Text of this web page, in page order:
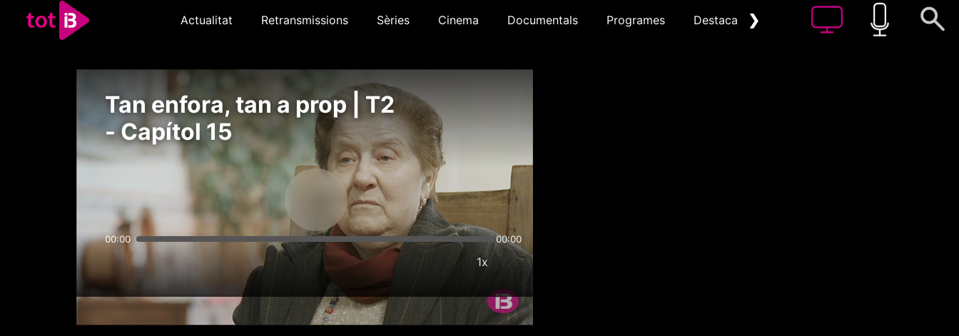
Actualitat Retransmissions Sèries Cinema Documentals Programes Destacat ❯
Tan enfora, tan a prop | T2
- Capítol 15
00:00 00:00
1x